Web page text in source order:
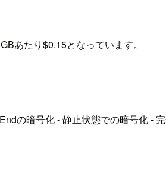
あたり$0.15となっています。
の暗号化 - 静止状態での暗号化 -